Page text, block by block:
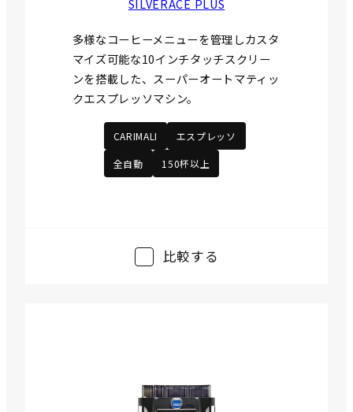
SILVERACE PLUS
多様なコーヒーメニューを管理しカスタ
マイズ可能な10インチタッチスクリー
ンを搭載した、スーパーオートマティッ
クエスプレッソマシン。
CARIMALI エスプレッソ
全自動 150杯以上
比較する